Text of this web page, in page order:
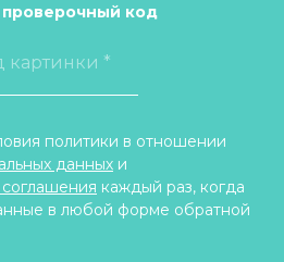
код
политики в отношении
данных и
соглашения каждый раз, когда
в любой форме обратной